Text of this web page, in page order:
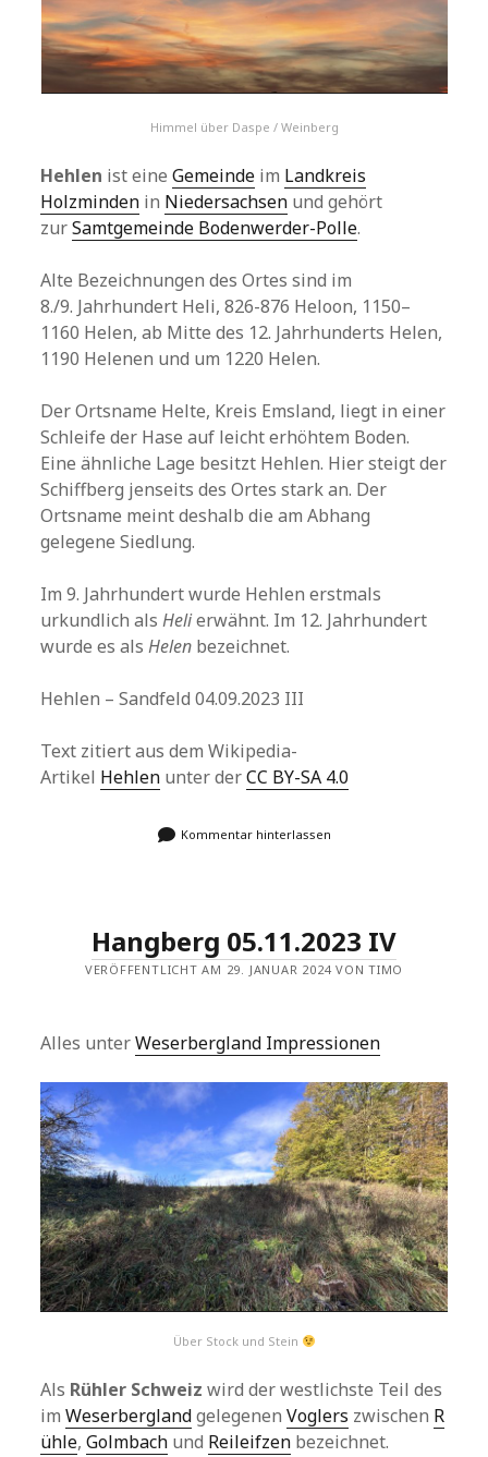
Himmel über Daspe / Weinberg
Hehlen ist eineGemeinde im Landkreis
Holzminden in Niedersachsen und gehört
zurSamtgemeinde Bodenwerder-Polle.
Alte Bezeichnungen des Ortes sind im
8./9. Jahrhundert Heli, 826-876 Heloon, 1150–
1160 Helen, ab Mitte des 12. Jahrhunderts Helen,
1190 Helenen und um 1220 Helen.
Der Ortsname Helte, Kreis Emsland, liegt in einer
Schleife der Hase auf leicht erhöhtem Boden.
Eine ähnliche Lage besitzt Hehlen. Hier steigt der
Schiffberg jenseits des Ortes stark an. Der
Ortsname meint deshalb die am Abhang
gelegene Siedlung.
Im 9. Jahrhundert wurde Hehlen erstmals
urkundlich alsHelierwähnt. Im 12. Jahrhundert
wurde es alsHelen bezeichnet.
Hehlen – Sandfeld 04.09.2023 III
Text zitiert aus dem Wikipedia-
Artikel Hehlen unter derCC BY-SA 4.0
Kommentar hinterlassen
Hangberg 05.11.2023 IV
VERÖFFENTLICHT AM 29. JANUAR 2024 VON TIMO
Alles unterWeserbergland Impressionen
Über Stock und Stein
Als Rühler Schweiz wird der westlichste Teil des
imWeserberglandgelegenenVoglers zwischen R
ühle,Golmbach und Reileifzen bezeichnet.